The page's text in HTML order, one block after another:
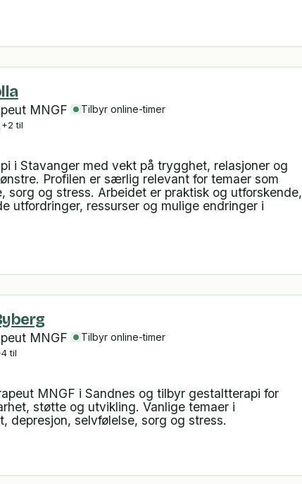
MNGF Tilbyr online-timer
+2 til
i Stavanger med vekt på trygghet, relasjoner og
Profilen er særlig relevant for temaer som
sorg og stress. Arbeidet er praktisk og utforskende,
utfordringer, ressurser og mulige endringer i
MNGF Tilbyr online-timer
til
MNGF i Sandnes og tilbyr gestaltterapi for
støtte og utvikling. Vanlige temaer i
depresjon, selvfølelse, sorg og stress.